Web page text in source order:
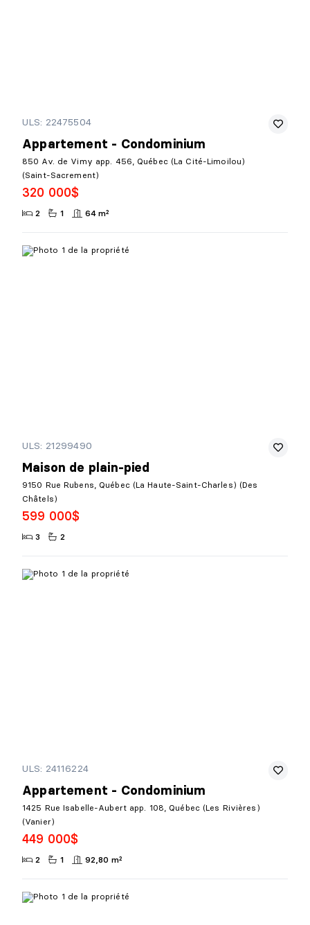
ULS: 22475504
Appartement - Condominium
850 Av. de Vimy app. 456, Québec (La Cité-Limoilou)
(Saint-Sacrement)
320 000$
2 1 64 m²
ULS: 21299490
Maison de plain-pied
9150 Rue Rubens, Québec (La Haute-Saint-Charles) (Des
Châtels)
599 000$
3 2
ULS: 24116224
Appartement - Condominium
1425 Rue Isabelle-Aubert app. 108, Québec (Les Rivières)
(Vanier)
449 000$
2 1 92,80 m²